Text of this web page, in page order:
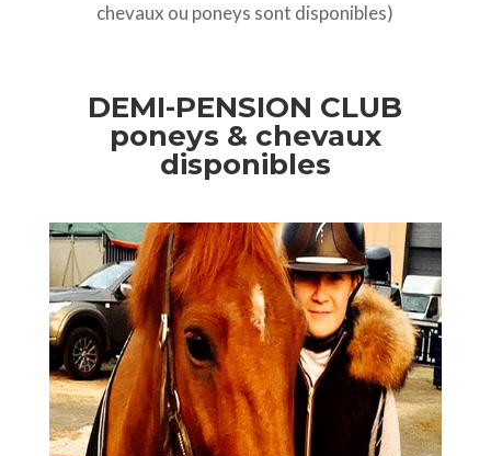
chevaux ou poneys sont disponibles)
DEMI-PENSION CLUB
poneys & chevaux
disponibles